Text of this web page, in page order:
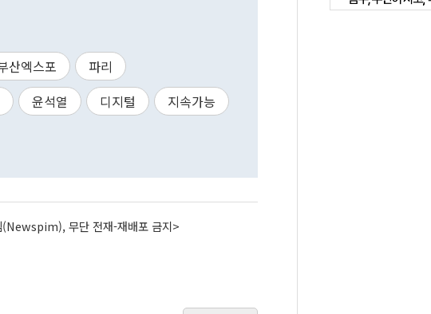
산엑스포
파리
윤석열 디지털
지속가능
(Newspim), 무단 전재-재배포 금지>